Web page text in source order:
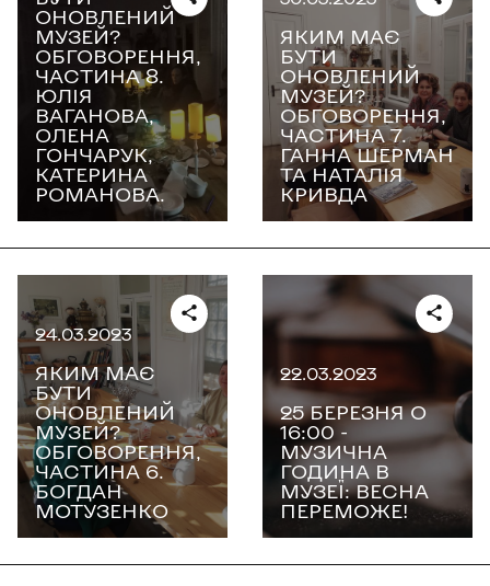
ОНОВЛЕНИЙ
МУЗЕЙ?
ОБГОВОРЕННЯ,
ЧАСТИНА 8.
ЮЛІЯ
ВАГАНОВА,
ОЛЕНА
ГОНЧАРУК,
КАТЕРИНА
РОМАНОВА.
ЯКИМ МАЄ
БУТИ
ОНОВЛЕНИЙ
МУЗЕЙ?
ОБГОВОРЕННЯ,
ЧАСТИНА 7.
ГАННА ШЕРМАН
ТА НАТАЛІЯ
КРИВДА
24.03.2023
ЯКИМ МАЄ
БУТИ
ОНОВЛЕНИЙ
МУЗЕЙ?
ОБГОВОРЕННЯ,
ЧАСТИНА 6.
БОГДАН
МОТУЗЕНКО
22.03.2023
25 БЕРЕЗНЯ О
16:00 -
МУЗИЧНА
ГОДИНА В
МУЗЕЇ: ВЕСНА
ПЕРЕМОЖЕ!